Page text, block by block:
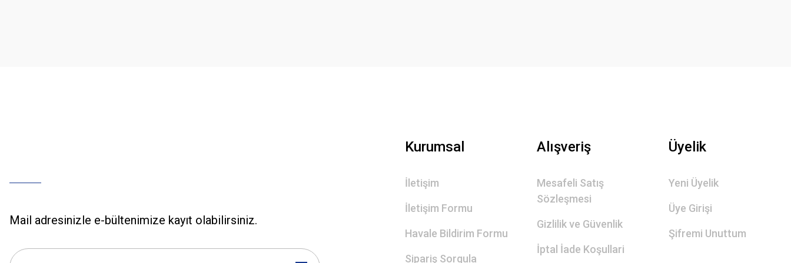
Mail adresinizle e-bültenimize kayıt olabilirsiniz.
Kurumsal
İletişim
İletişim Formu
Havale Bildirim Formu
Sipariş Sorgula
Alışveriş
Mesafeli Satış
Sözleşmesi
Gizlilik ve Güvenlik
İptal İade Koşullari
Üyelik
Yeni Üyelik
Üye Girişi
Şifremi Unuttum